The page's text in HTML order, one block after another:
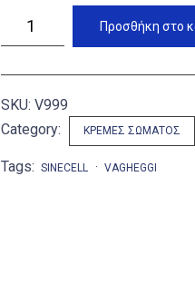
Criogel
ποσότητα
Προσθήκη στο
SKU:V999
Category:
ΚΡΈΜΕΣ ΣΏΜΑΤΟΣ
Tags: SINECELL VAGHEGGI